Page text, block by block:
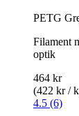
PETG
Filament
optik
464 kr
(422 kr /
4.5 (6)